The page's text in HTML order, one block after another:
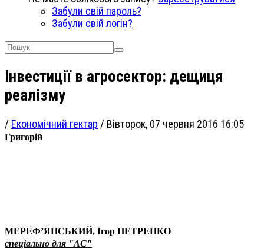
Забули свій пароль?
Забули свій логін?
Інвестиції в агросектор: дещиця
реалізму
/ Економічний гектар / Вівторок, 07 червня 2016 16:05
Григорій
МЕРЕФ’ЯНСЬКИЙ, Ігор ПЕТРЕНКО
спеціально для "АС"